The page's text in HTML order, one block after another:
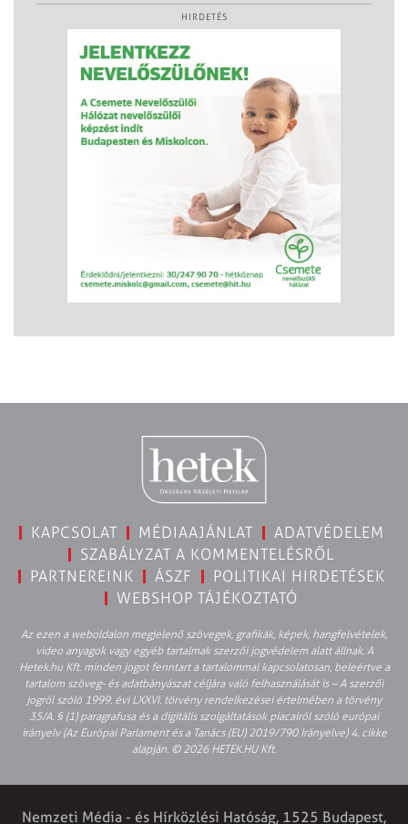
HIRDETÉS
KAPCSOLAT MÉDIAAJÁNLAT
ADATVÉDELEM
SZABÁLYZAT A KOMMENTELÉSRŐL
PARTNEREINK
ÁSZF
POLITIKAI HIRDETÉSEK
WEBSHOP TÁJÉKOZTATÓ
Az ezen a weboldalon megjelenő szövegek, grafikák, képek, hangfelvételek,
video anyagok vagy egyéb tartalmak szerzői jogvédelem alatt állnak. A
Hetek.hu Kft. minden jogot fenntart a tartalommal kapcsolatosan, beleértve a
tartalom szöveg- és adatbányászat céljára való felhasználását is – A szerzői
jogról szóló 1999. évi LXXVI. törvény rendelkezései értelmében a törvény
35/A. § (1) paragrafusa és a digitális szolgáltatások piacairól szóló európai
irányelv (Az Európai Parlament és a Tanács (EU) 2019/790 Irányelve) 4. cikke
alapján. © 2026 HETEK.HU Kft.
Nemzeti Média - és Hírközlési Hatóság, 1525 Budapest,